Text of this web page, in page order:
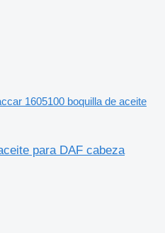
1605100 boquilla de aceite
para DAF cabeza